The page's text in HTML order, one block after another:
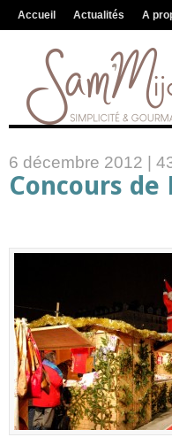
Accueil Actualités A
6 décembre 2012 |
Concours de